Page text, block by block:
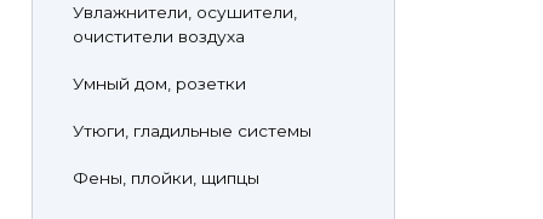
Увлажнители, осушители,
очистители воздуха
Умный дом, розетки
Утюги, гладильные системы
Фены, плойки, щипцы